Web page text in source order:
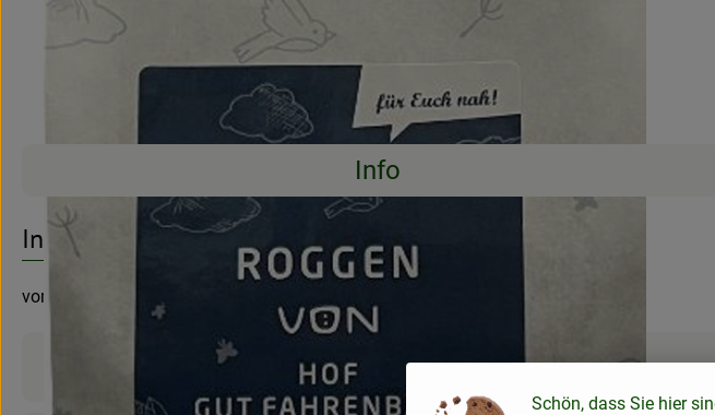
Info
Entdecke passende RezepteEs wurden keine passenden
Info
vom Gut Fahrenbach aus Witzenhausen
Produktinformationen
Schön, dass Sie hier